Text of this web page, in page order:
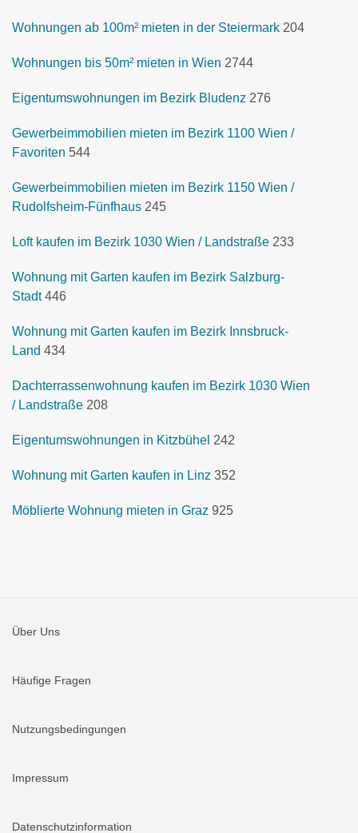
Wohnungen ab 100m² mieten in der Steiermark 204
Wohnungen bis 50m² mieten in Wien 2744
Eigentumswohnungen im Bezirk Bludenz 276
Gewerbeimmobilien mieten im Bezirk 1100 Wien /
Favoriten 544
Gewerbeimmobilien mieten im Bezirk 1150 Wien /
Rudolfsheim-Fünfhaus 245
Loft kaufen im Bezirk 1030 Wien / Landstraße 233
Wohnung mit Garten kaufen im Bezirk Salzburg-
Stadt 446
Wohnung mit Garten kaufen im Bezirk Innsbruck-
Land 434
Dachterrassenwohnung kaufen im Bezirk 1030 Wien
/ Landstraße 208
Eigentumswohnungen in Kitzbühel 242
Wohnung mit Garten kaufen in Linz 352
Möblierte Wohnung mieten in Graz 925
Über Uns
Häufige Fragen
Nutzungsbedingungen
Impressum
Datenschutzinformation